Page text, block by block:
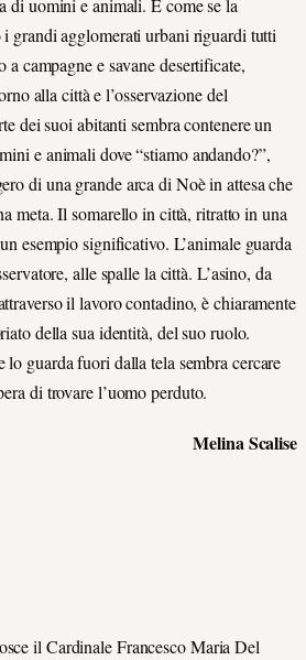
di uomini e animali. È come se la
i grandi agglomerati urbani riguardi tutti
campagne e savane desertificate,
alla città e l’osservazione del
dei suoi abitanti sembra contenere un
e animali dove “stiamo andando?”,
di una grande arca di Noè in attesa che
meta. Il somarello in città, ritratto in una
esempio significativo. L’animale guarda
alle spalle la città. L’asino, da
il lavoro contadino, è chiaramente
della sua identità, del suo ruolo.
guarda fuori dalla tela sembra cercare
di trovare l’uomo perduto.
Melina Scalise
il Cardinale Francesco Maria Del